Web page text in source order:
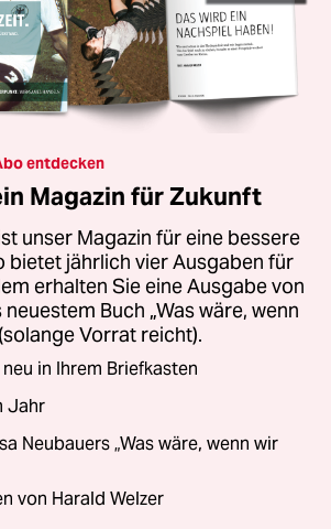
entdecken
Magazin für Zukunft
unser Magazin für eine bessere
bietet jährlich vier Ausgaben für
erhalten Sie eine Ausgabe von
Buch „Was wäre, wenn
Vorrat reicht).
in Ihrem Briefkasten
Jahr
Neubauers „Was wäre, wenn wir
von Harald Welzer